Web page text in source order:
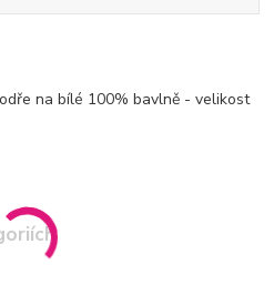
na bílé 100% bavlně - velikost